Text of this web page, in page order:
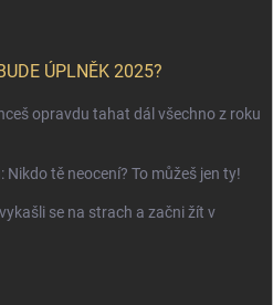
ÚPLNĚK 2025?
opravdu tahat dál všechno z roku
tě neocení? To můžeš jen ty!
se na strach a začni žít v